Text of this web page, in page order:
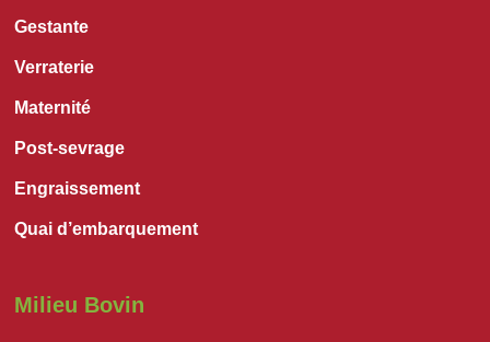
Gestante
Verraterie
Maternité
Post-sevrage
Engraissement
Quai d’embarquement
Milieu Bovin